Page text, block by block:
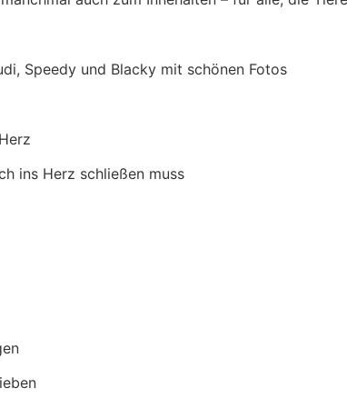
Speedy und Blacky mit schönen Fotos
ins Herz schließen muss